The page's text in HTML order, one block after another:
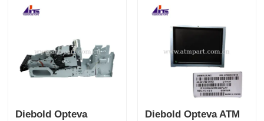
Diebold Opteva
Diebold Opteva ATM